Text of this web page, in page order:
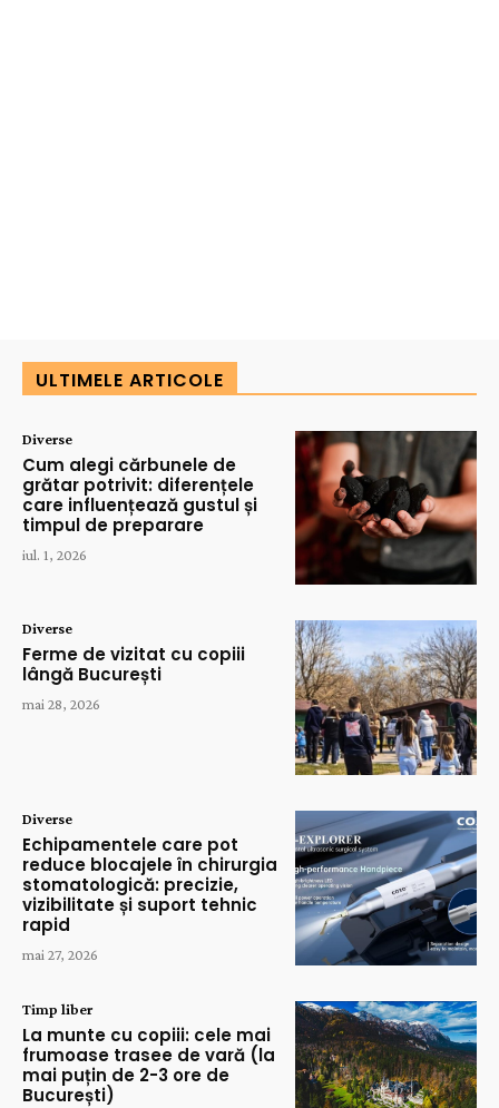
ULTIMELE ARTICOLE
Diverse
Cum alegi cărbunele de
grătar potrivit: diferențele
care influențează gustul și
timpul de preparare
iul. 1, 2026
Diverse
Ferme de vizitat cu copiii
lângă București
mai 28, 2026
Diverse
Echipamentele care pot
reduce blocajele în chirurgia
stomatologică: precizie,
vizibilitate și suport tehnic
rapid
mai 27, 2026
Timp liber
La munte cu copiii: cele mai
frumoase trasee de vară (la
mai puțin de 2-3 ore de
București)